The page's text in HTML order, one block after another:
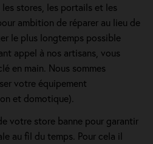
stores, les portails et les
ambition de réparer au lieu de
le plus longtemps possible
appel à nos artisans, vous
en main. Nous sommes
votre équipement
et domotique).
votre store banne pour garantir
au fil du temps. Pour cela il